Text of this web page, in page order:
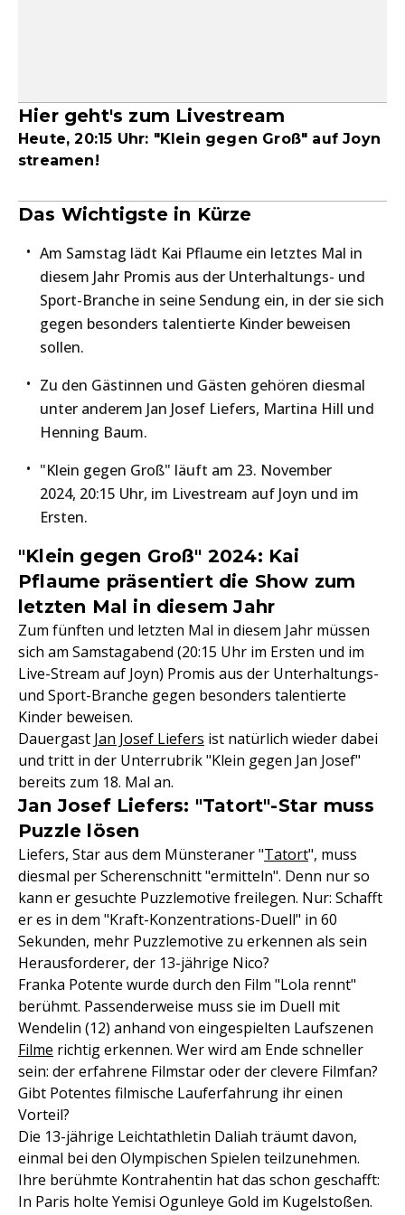
Hier geht's zum Livestream
Heute, 20:15 Uhr: "Klein gegen Groß" auf Joyn
streamen!
Das Wichtigste in Kürze
Am Samstag lädt Kai Pflaume ein letztes Mal in
diesem Jahr Promis aus der Unterhaltungs- und
Sport-Branche in seine Sendung ein, in der sie sich
gegen besonders talentierte Kinder beweisen
sollen.
Zu den Gästinnen und Gästen gehören diesmal
unter anderem Jan Josef Liefers, Martina Hill und
Henning Baum.
"Klein gegen Groß" läuft am 23. November
2024, 20:15 Uhr, im Livestream auf Joyn und im
Ersten.
"Klein gegen Groß" 2024: Kai
Pflaume präsentiert die Show zum
letzten Mal in diesem Jahr
Zum fünften und letzten Mal in diesem Jahr müssen
sich am Samstagabend (20:15 Uhr im Ersten und im
Live-Stream auf Joyn) Promis aus der Unterhaltungs-
und Sport-Branche gegen besonders talentierte
Kinder beweisen.
Dauergast Jan Josef Liefers ist natürlich wieder dabei
und tritt in der Unterrubrik "Klein gegen Jan Josef"
bereits zum 18. Mal an.
Jan Josef Liefers: "Tatort"-Star muss
Puzzle lösen
Liefers, Star aus dem Münsteraner "Tatort", muss
diesmal per Scherenschnitt "ermitteln". Denn nur so
kann er gesuchte Puzzlemotive freilegen. Nur: Schafft
er es in dem "Kraft-Konzentrations-Duell" in 60
Sekunden, mehr Puzzlemotive zu erkennen als sein
Herausforderer, der 13-jährige Nico?
Franka Potente wurde durch den Film "Lola rennt"
berühmt. Passenderweise muss sie im Duell mit
Wendelin (12) anhand von eingespielten Laufszenen
Filme richtig erkennen. Wer wird am Ende schneller
sein: der erfahrene Filmstar oder der clevere Filmfan?
Gibt Potentes filmische Lauferfahrung ihr einen
Vorteil?
Die 13-jährige Leichtathletin Daliah träumt davon,
einmal bei den Olympischen Spielen teilzunehmen.
Ihre berühmte Kontrahentin hat das schon geschafft:
In Paris holte Yemisi Ogunleye Gold im Kugelstoßen.